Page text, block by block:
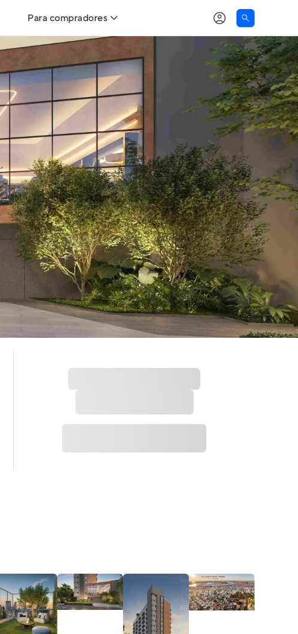
Para compradores
Buscar um imóvel novo
Calcule seu Poder de Compra
Comprar x Alugar
Correção do INCC
Simulador de Financiamento
Encontre um corretor